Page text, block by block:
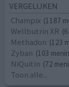
VERGELIJKEN
Champix (1187
Wellbutrin XR
Methadon (123
Zyban (103
NiQuitin (72
Toon alle...